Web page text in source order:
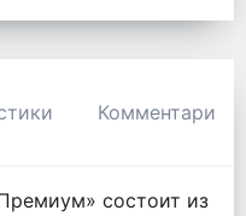
Комментарии
состоит из